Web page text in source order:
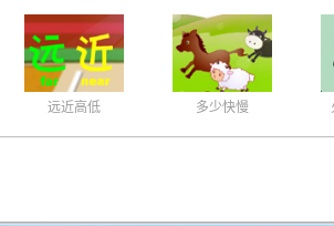
远近高低 多少快慢